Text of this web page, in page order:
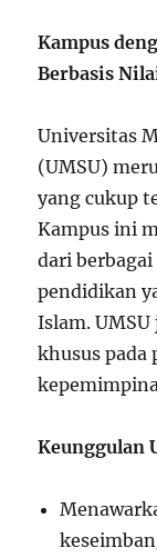
Kampus
Berbasis
Universitas
(UMSU)
yang cukup
Kampus ini
dari
pendidikan
Islam.
khusus pada
Keunggulan